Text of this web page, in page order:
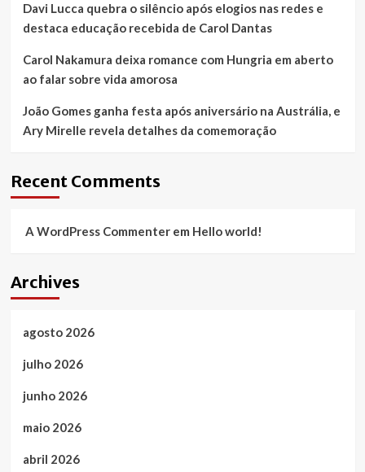
Davi Lucca quebra o silêncio após elogios nas redes e
destaca educação recebida de Carol Dantas
Carol Nakamura deixa romance com Hungria em aberto
ao falar sobre vida amorosa
João Gomes ganha festa após aniversário na Austrália, e
Ary Mirelle revela detalhes da comemoração
Recent Comments
A WordPress Commenterem Hello world!
Archives
agosto 2026
julho 2026
junho 2026
maio 2026
abril 2026